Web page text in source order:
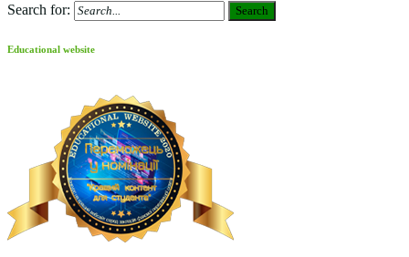
Search for: Search
Educational website